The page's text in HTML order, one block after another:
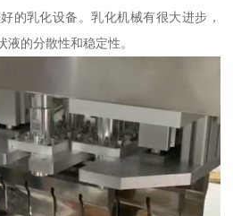
的乳化设备。乳化机械有很大进步，
的分散性和稳定性。